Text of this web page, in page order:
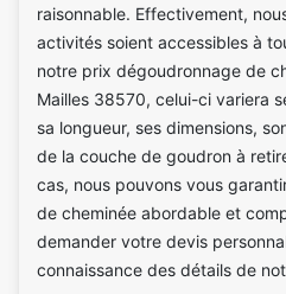
raisonnable. Effectivement,
activités soient accessibles à
notre prix dégoudronnage de
Mailles 38570, celui-ci variera
sa longueur, ses dimensions,
de la couche de goudron à
cas, nous pouvons vous
de cheminée abordable et
demander votre devis
connaissance des détails de